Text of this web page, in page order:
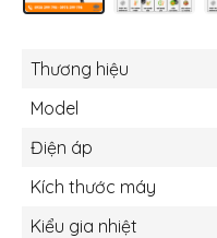
Thương hiệu
Model
Điện áp
Kích thước máy
Kiểu gia nhiệt